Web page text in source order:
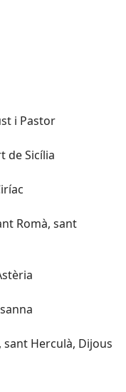
i Pastor
de Sicília
Romà, sant
sant Herculà, Dijous